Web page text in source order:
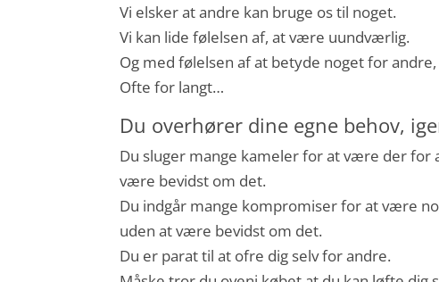
Vi elsker at andre kan bruge os til noget.
Vi kan lide følelsen af, at være uundværlig.
Og med følelsen af at betyde noget for andre,
Ofte for langt…
Du overhører dine egne behov,
Du sluger mange kameler for at være der for
være bevidst om det.
Du indgår mange kompromiser for at være
uden at være bevidst om det.
Du er parat til at ofre dig selv for andre.